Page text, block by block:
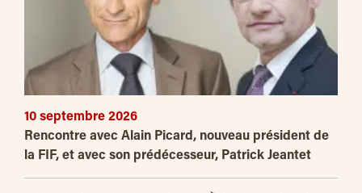
10 septembre 2026
Rencontre avec Alain Picard, nouveau président de
la FIF, et avec son prédécesseur, Patrick Jeantet